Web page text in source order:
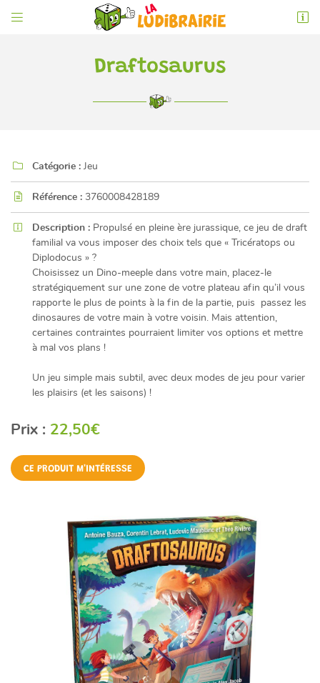
 
Une
En cochant cette case, vous consentez à recevoir nos propositions commerciales à
l'adresse email indiqué ci-dessus. Vous pouvez vous désinscrire à tout moment en
utilisant
INSCRIPTION
Draftosaurus
 Catégorie : Jeu
 Référence : 3760008428189
 Description : Propulsé en pleine ère jurassique, ce jeu de draft
familial va vous imposer des choix tels que « Tricératops ou
Diplodocus » ?
Choisissez un Dino-meeple dans votre main, placez-le
stratégiquement sur une zone de votre plateau afin qu’il vous
rapporte le plus de points à la fin de la partie, puis passez les
dinosaures de votre main à votre voisin. Mais attention,
certaines contraintes pourraient limiter vos options et mettre
à mal vos plans !
Un jeu simple mais subtil, avec deux modes de jeu pour varier
les plaisirs (et les saisons) !
Prix : 22,50€
CE PRODUIT M'INTÉRESSE